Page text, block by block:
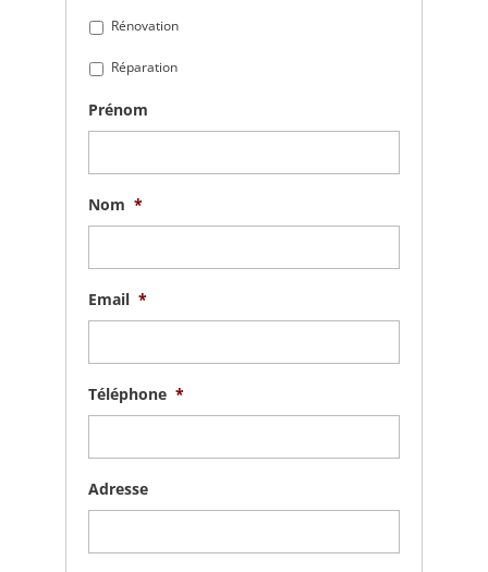
Rénovation
Réparation
Prénom
Nom *
Email *
Téléphone *
Adresse